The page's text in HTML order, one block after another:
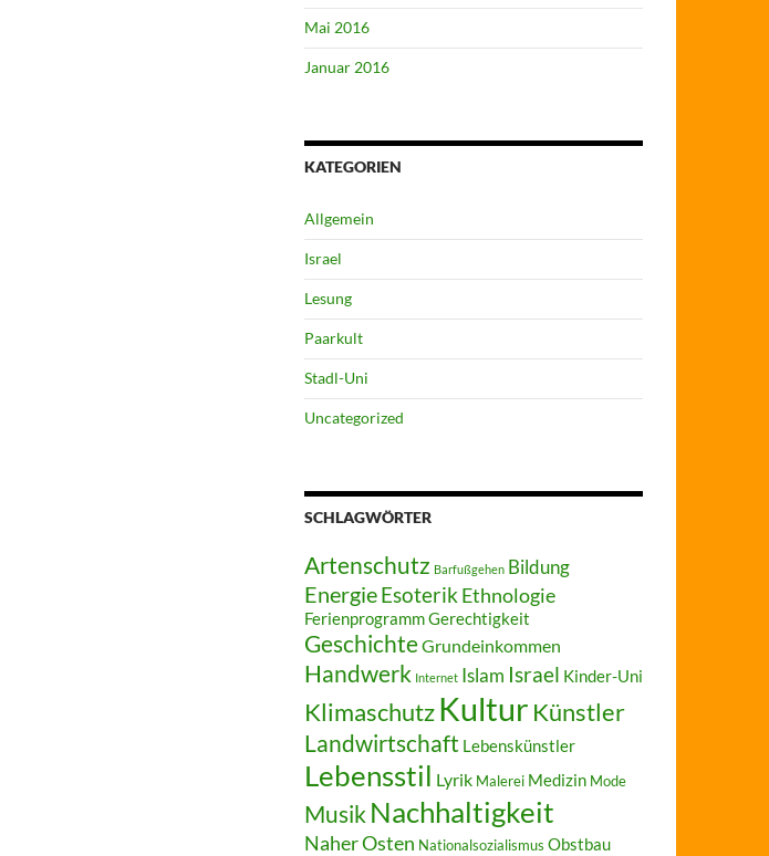
Mai 2016
Januar 2016
KATEGORIEN
Allgemein
Israel
Lesung
Paarkult
Stadl-Uni
Uncategorized
SCHLAGWÖRTER
Artenschutz Barfußgehen Bildung
EnergieEsoterik Ethnologie
FerienprogrammGerechtigkeit
GeschichteGrundeinkommen
Handwerk Internet Islam Israel Kinder-Uni
KlimaschutzKultur Künstler
Landwirtschaft Lebenskünstler
Lebensstil Lyrik Malerei Medizin Mode
MusikNachhaltigkeit
Naher Osten Nationalsozialismus Obstbau